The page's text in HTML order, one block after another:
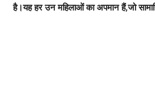
है।यह हर उन महिलाओं का अपमान हैं,जो